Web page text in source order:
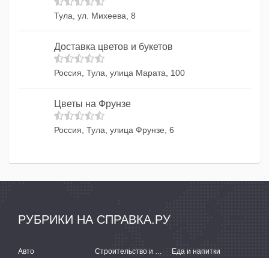
Тула, ул. Михеева, 8
Доставка цветов и букетов
Россия, Тула, улица Марата, 100
Цветы на Фрунзе
Россия, Тула, улица Фрунзе, 6
РУБРИКИ НА СПРАВКА.РУ
Авто Строительство и ремонт
Еда и напитки